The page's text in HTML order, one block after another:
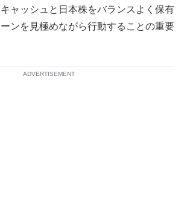
ャッシュと日本株をバランスよく保有
ンを見極めながら行動することの重要
ADVERTISEMENT